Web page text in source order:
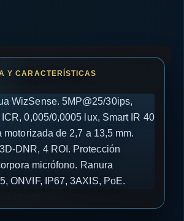
WizSense. 5MP@25/30ips,
0,005/0,0005 lux, Smart IR 40
motorizada de 2,7 a 13,5 mm.
DNR, 4 ROI. Protección
micrófono. Ranura
ONVIF, IP67, 3AXIS, PoE.